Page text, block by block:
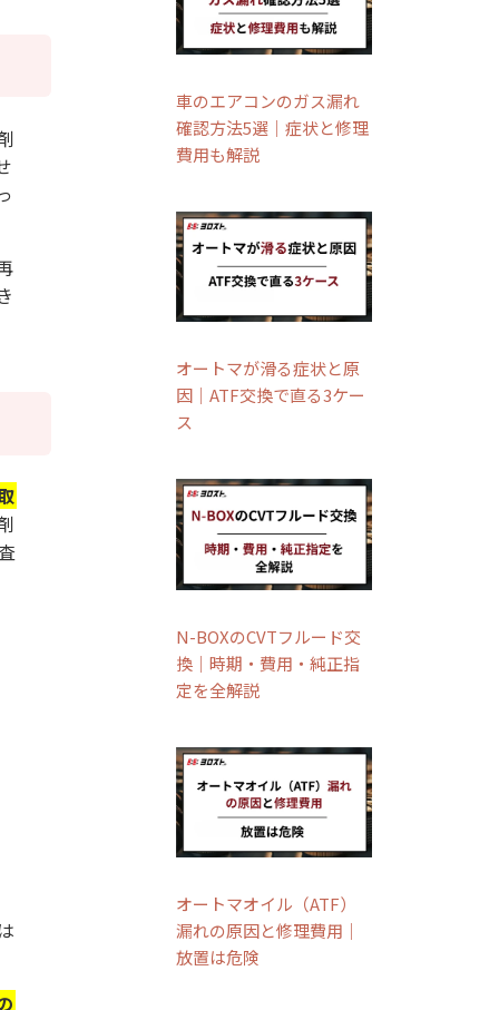
車のエアコンのガス漏れ
確認方法5選｜症状と修理
費用も解説
オートマが滑る症状と原
因｜ATF交換で直る3ケー
ス
N-BOXのCVTフルード交
換｜時期・費用・純正指
定を全解説
オートマオイル（ATF）
漏れの原因と修理費用｜
放置は危険